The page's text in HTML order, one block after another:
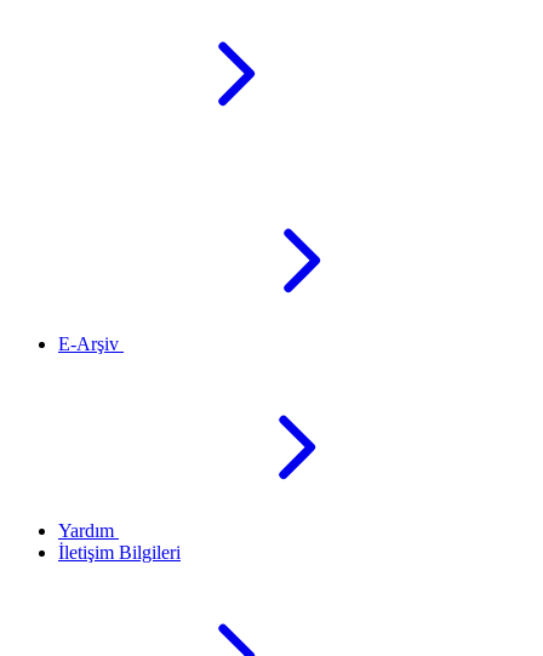
E-Arşiv
Yardım
İletişim Bilgileri